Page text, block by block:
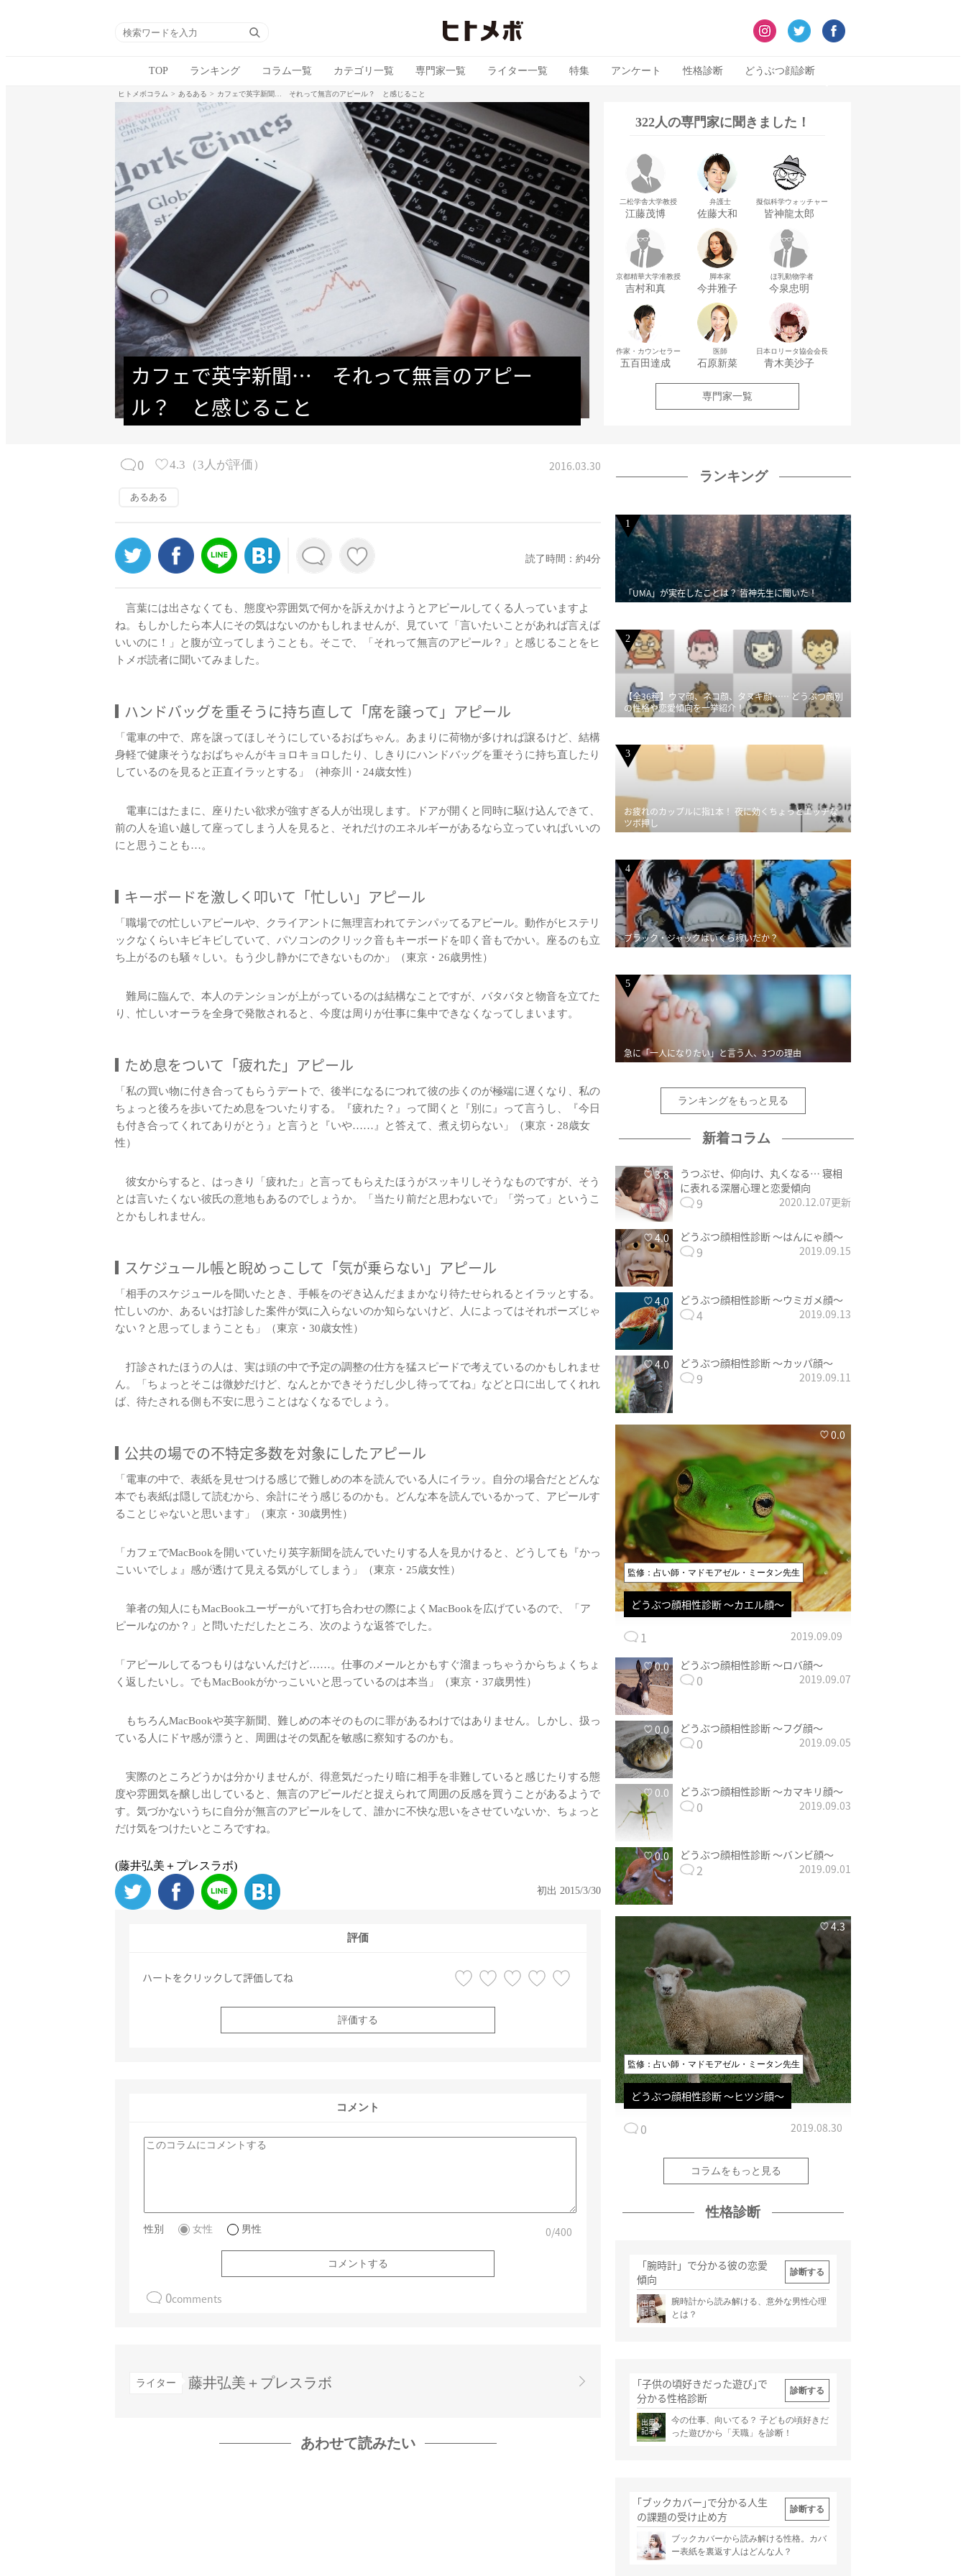
TOP ランキング コラム一覧 カテゴリ一覧 専門家一覧 ライター一覧 特集 アンケート 性格診断 どうぶつ顔診断
ヒトメボコラム あるある カフェで英字新聞… それって無言のアピール？ と感じること
カフェで英字新聞…　それって無言のアピー
ル？　と感じること
322人の専門家に聞きました！
二松学舎大学教授
江藤茂博
弁護士
佐藤大和
擬似科学ウォッチャー
皆神龍太郎
京都精華大学准教授
吉村和真
脚本家
今井雅子
ほ乳動物学者
今泉忠明
作家・カウンセラー
五百田達成
医師
石原新菜
日本ロリータ協会会長
青木美沙子
専門家一覧
0 4.3 （ 3 人が評価） 2016.03.30
あるある
読了時間：約4分
言葉には出さなくても、態度や雰囲気で何かを訴えかけようとアピールしてくる人っていますよ
ね。もしかしたら本人にその気はないのかもしれませんが、見ていて「言いたいことがあれば言えば
いいのに！」と腹が立ってしまうことも。そこで、「それって無言のアピール？」と感じることをヒ
トメボ読者に聞いてみました。
ハンドバッグを重そうに持ち直して「席を譲って」アピール
「電車の中で、席を譲ってほしそうにしているおばちゃん。あまりに荷物が多ければ譲るけど、結構
身軽で健康そうなおばちゃんがキョロキョロしたり、しきりにハンドバッグを重そうに持ち直したり
しているのを見ると正直イラッとする」（神奈川・24歳女性）
電車にはたまに、座りたい欲求が強すぎる人が出現します。ドアが開くと同時に駆け込んできて、
前の人を追い越して座ってしまう人を見ると、それだけのエネルギーがあるなら立っていればいいの
にと思うことも…。
キーボードを激しく叩いて「忙しい」アピール
「職場での忙しいアピールや、クライアントに無理言われてテンパッてるアピール。動作がヒステリ
ックなくらいキビキビしていて、パソコンのクリック音もキーボードを叩く音もでかい。座るのも立
ち上がるのも騒々しい。もう少し静かにできないものか」（東京・26歳男性）
難局に臨んで、本人のテンションが上がっているのは結構なことですが、バタバタと物音を立てた
り、忙しいオーラを全身で発散されると、今度は周りが仕事に集中できなくなってしまいます。
ため息をついて「疲れた」アピール
「私の買い物に付き合ってもらうデートで、後半になるにつれて彼の歩くのが極端に遅くなり、私の
ちょっと後ろを歩いてため息をついたりする。『疲れた？』って聞くと『別に』って言うし、『今日
も付き合ってくれてありがとう』と言うと『いや……』と答えて、煮え切らない」（東京・28歳女
性）
彼女からすると、はっきり「疲れた」と言ってもらえたほうがスッキリしそうなものですが、そう
とは言いたくない彼氏の意地もあるのでしょうか。「当たり前だと思わないで」「労って」というこ
とかもしれません。
スケジュール帳と睨めっこして「気が乗らない」アピール
「相手のスケジュールを聞いたとき、手帳をのぞき込んだままかなり待たせられるとイラッとする。
忙しいのか、あるいは打診した案件が気に入らないのか知らないけど、人によってはそれポーズじゃ
ない？と思ってしまうことも」（東京・30歳女性）
打診されたほうの人は、実は頭の中で予定の調整の仕方を猛スピードで考えているのかもしれませ
ん。「ちょっとそこは微妙だけど、なんとかできそうだし少し待っててね」などと口に出してくれれ
ば、待たされる側も不安に思うことはなくなるでしょう。
公共の場での不特定多数を対象にしたアピール
「電車の中で、表紙を見せつける感じで難しめの本を読んでいる人にイラッ。自分の場合だとどんな
本でも表紙は隠して読むから、余計にそう感じるのかも。どんな本を読んでいるかって、アピールす
ることじゃないと思います」（東京・30歳男性）
「カフェでMacBookを開いていたり英字新聞を読んでいたりする人を見かけると、どうしても『かっ
こいいでしょ』感が透けて見える気がしてしまう」（東京・25歳女性）
筆者の知人にもMacBookユーザーがいて打ち合わせの際によくMacBookを広げているので、「ア
ピールなのか？」と問いただしたところ、次のような返答でした。
「アピールしてるつもりはないんだけど……。仕事のメールとかもすぐ溜まっちゃうからちょくちょ
く返したいし。でもMacBookがかっこいいと思っているのは本当」（東京・37歳男性）
もちろんMacBookや英字新聞、難しめの本そのものに罪があるわけではありません。しかし、扱っ
ている人にドヤ感が漂うと、周囲はその気配を敏感に察知するのかも。
実際のところどうかは分かりませんが、得意気だったり暗に相手を非難していると感じたりする態
度や雰囲気を醸し出していると、無言のアピールだと捉えられて周囲の反感を買うことがあるようで
す。気づかないうちに自分が無言のアピールをして、誰かに不快な思いをさせていないか、ちょっと
だけ気をつけたいところですね。
(藤井弘美＋プレスラボ)
初出 2015/3/30
評価
ハートをクリックして評価してね
評価する
コメント
性別 女性 男性 0/400
0comments
ライター 藤井弘美＋プレスラボ
あわせて読みたい
ランキング
1
「UMA」が実在したことは？ 皆神先生に聞いた！
2
【全36種】ウマ顔、ネコ顔、タヌキ顔…… どうぶつ顔別
の性格や恋愛傾向を一挙紹介！
3
お疲れのカップルに指1本！ 夜に効くちょっとエッチな
ツボ押し
4
ブラック・ジャックはいくら稼いだか？
5
急に「一人になりたい」と言う人、3つの理由
ランキングをもっと見る
新着コラム
3.8
うつぶせ、仰向け、丸くなる… 寝相
に表れる深層心理と恋愛傾向
9 2020.12.07更新
4.0 どうぶつ顔相性診断 〜はんにゃ顔〜
9 2019.09.15
4.0 どうぶつ顔相性診断 〜ウミガメ顔〜
4 2019.09.13
4.0 どうぶつ顔相性診断 〜カッパ顔〜
9 2019.09.11
0.0
監修：占い師・マドモアゼル・ミータン先生
どうぶつ顔相性診断 〜カエル顔〜
1 2019.09.09
0.0 どうぶつ顔相性診断 〜ロバ顔〜
0 2019.09.07
0.0 どうぶつ顔相性診断 〜フグ顔〜
0 2019.09.05
0.0 どうぶつ顔相性診断 〜カマキリ顔〜
0 2019.09.03
0.0 どうぶつ顔相性診断 〜バンビ顔〜
2 2019.09.01
4.3
監修：占い師・マドモアゼル・ミータン先生
どうぶつ顔相性診断 〜ヒツジ顔〜
0 2019.08.30
コラムをもっと見る
性格診断
「腕時計」で分かる彼の恋愛
傾向
診断する
出典
記事
腕時計から読み解ける、意外な男性心理
とは？
｢子供の頃好きだった遊び｣で
分かる性格診断
診断する
出典
記事
今の仕事、向いてる？ 子どもの頃好きだ
った遊びから「天職」を診断！
｢ブックカバー｣で分かる人生
の課題の受け止め方
診断する
出典
記事
ブックカバーから読み解ける性格。カバ
ー表紙を裏返す人はどんな人？